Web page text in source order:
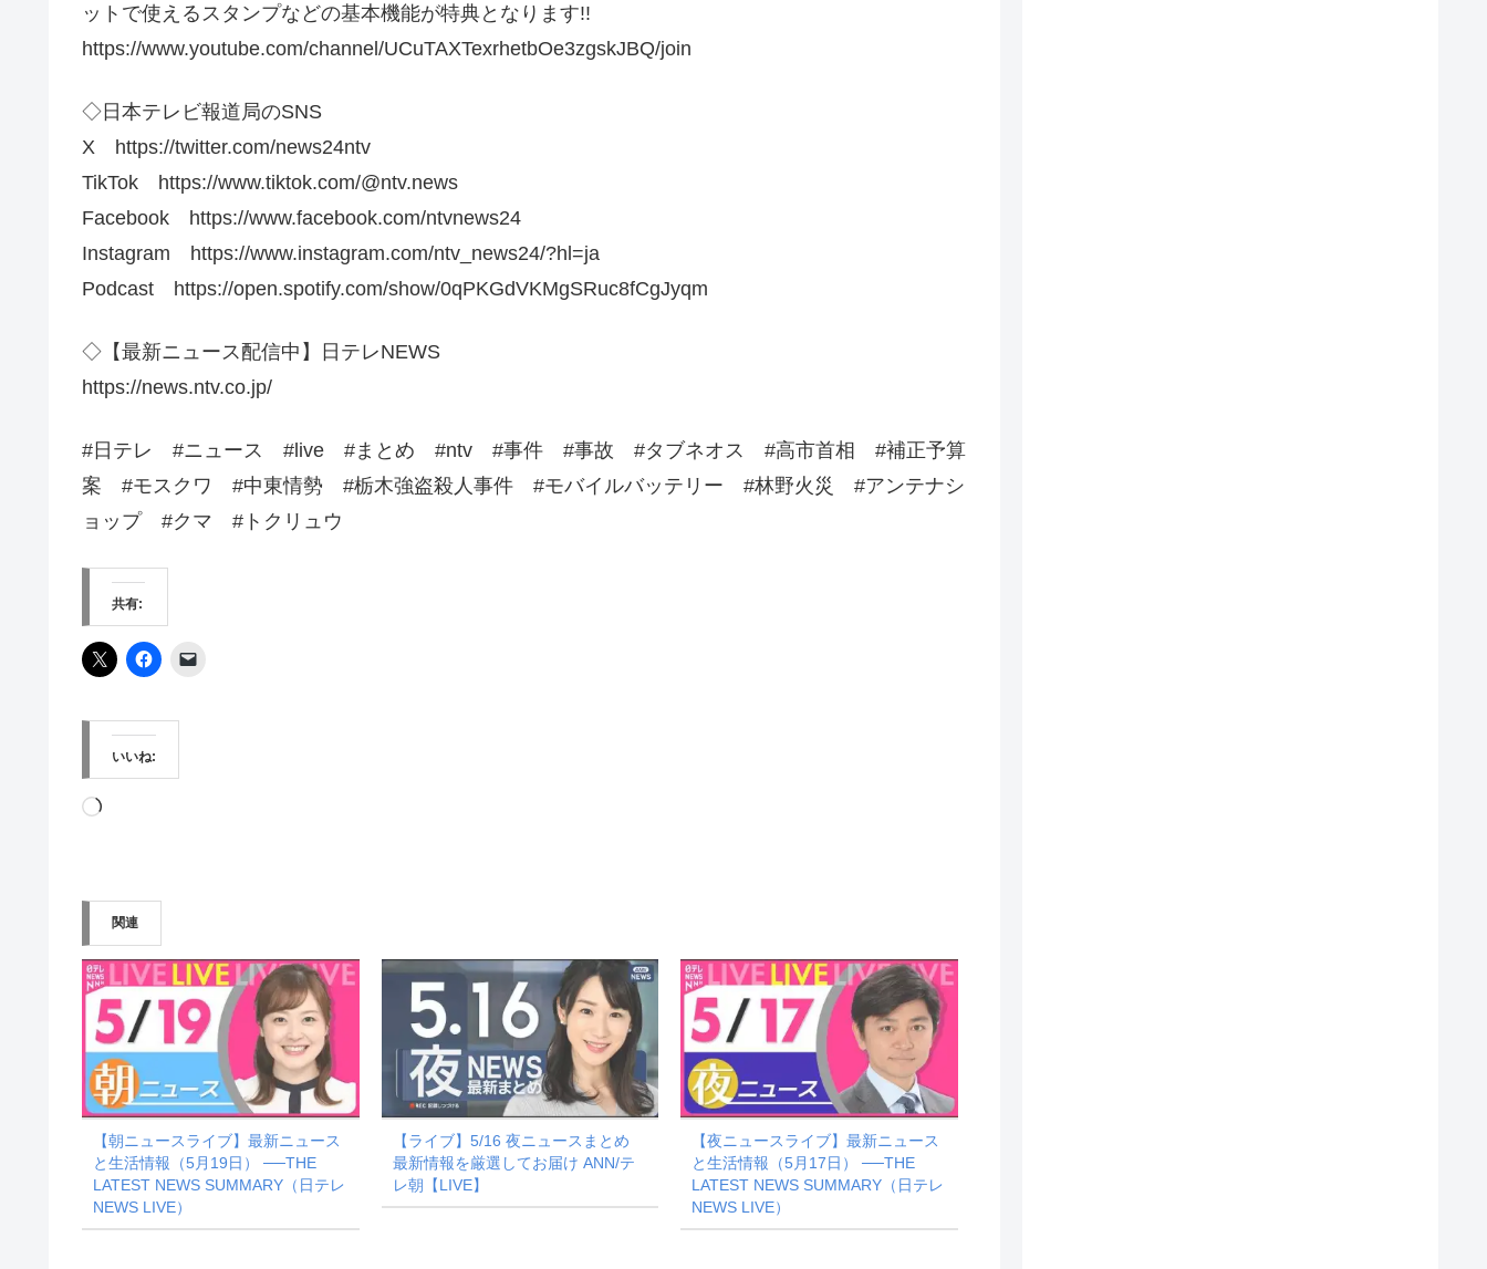
ットで使えるスタンプなどの基本機能が特典となります!!
https://www.youtube.com/channel/UCuTAXTexrhetbOe3zgskJBQ/join
◇日本テレビ報道局のSNS
X https://twitter.com/news24ntv
TikTok https://www.tiktok.com/@ntv.news
Facebook https://www.facebook.com/ntvnews24
Instagram https://www.instagram.com/ntv_news24/?hl=ja
Podcast https://open.spotify.com/show/0qPKGdVKMgSRuc8fCgJyqm
◇【最新ニュース配信中】日テレNEWS
https://news.ntv.co.jp/
#日テレ​​ #ニュース​ #live #まとめ #ntv #事件 #事故 #タブネオス #高市首相 #補正予算
案 #モスクワ #中東情勢 #栃木強盗殺人事件 #モバイルバッテリー #林野火災 #アンテナシ
ョップ #クマ #トクリュウ
共有:
いいね:
読
み
中…
関連
【朝ニュースライブ】最新ニュース
と生活情報（5月19日） ──THE
LATEST NEWS SUMMARY（日テレ
NEWS LIVE）
【ライブ】5/16 夜ニュースまとめ
最新情報を厳選してお届け ANN/テ
レ朝【LIVE】
【夜ニュースライブ】最新ニュース
と生活情報（5月17日） ──THE
LATEST NEWS SUMMARY（日テレ
NEWS LIVE）